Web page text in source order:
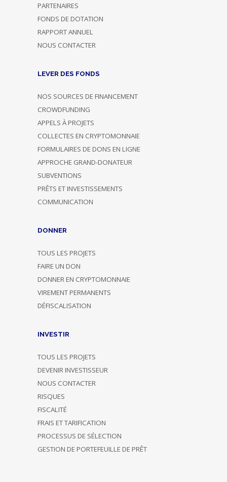
PARTENAIRES
FONDS DE DOTATION
RAPPORT ANNUEL
NOUS CONTACTER
LEVER DES FONDS
NOS SOURCES DE FINANCEMENT
CROWDFUNDING
APPELS À PROJETS
COLLECTES EN CRYPTOMONNAIE
FORMULAIRES DE DONS EN LIGNE
APPROCHE GRAND-DONATEUR
SUBVENTIONS
PRÊTS ET INVESTISSEMENTS
COMMUNICATION
DONNER
TOUS LES PROJETS
FAIRE UN DON
DONNER EN CRYPTOMONNAIE
VIREMENT PERMANENTS
DÉFISCALISATION
INVESTIR
TOUS LES PROJETS
DEVENIR INVESTISSEUR
NOUS CONTACTER
RISQUES
FISCALITÉ
FRAIS ET TARIFICATION
PROCESSUS DE SÉLECTION
GESTION DE PORTEFEUILLE DE PRÊT